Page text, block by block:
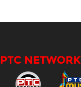
PTC NETWORK